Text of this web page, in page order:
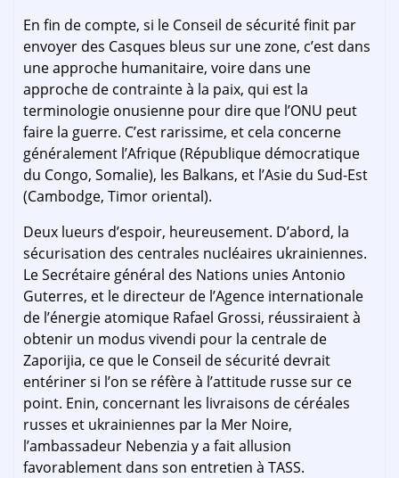
En fin de compte, si le Conseil de sécurité finit par
envoyer des Casques bleus sur une zone, c’est dans
une approche humanitaire, voire dans une
approche de contrainte à la paix, qui est la
terminologie onusienne pour dire que l’ONU peut
faire la guerre. C’est rarissime, et cela concerne
généralement l’Afrique (République démocratique
du Congo, Somalie), les Balkans, et l’Asie du Sud-Est
(Cambodge, Timor oriental).
Deux lueurs d’espoir, heureusement. D’abord, la
sécurisation des centrales nucléaires ukrainiennes.
Le Secrétaire général des Nations unies Antonio
Guterres, et le directeur de l’Agence internationale
de l’énergie atomique Rafael Grossi, réussiraient à
obtenir un modus vivendi pour la centrale de
Zaporijia, ce que le Conseil de sécurité devrait
entériner si l’on se réfère à l’attitude russe sur ce
point. Enin, concernant les livraisons de céréales
russes et ukrainiennes par la Mer Noire,
l’ambassadeur Nebenzia y a fait allusion
favorablement dans son entretien à TASS.